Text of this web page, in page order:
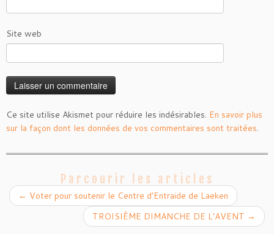
Site web
Ce site utilise Akismet pour réduire les indésirables. En savoir plus
sur la façon dont les données de vos commentaires sont traitées.
Parcourir les articles
← Voter pour soutenir le Centre d’Entraide de Laeken
TROISIÈME DIMANCHE DE L’AVENT →